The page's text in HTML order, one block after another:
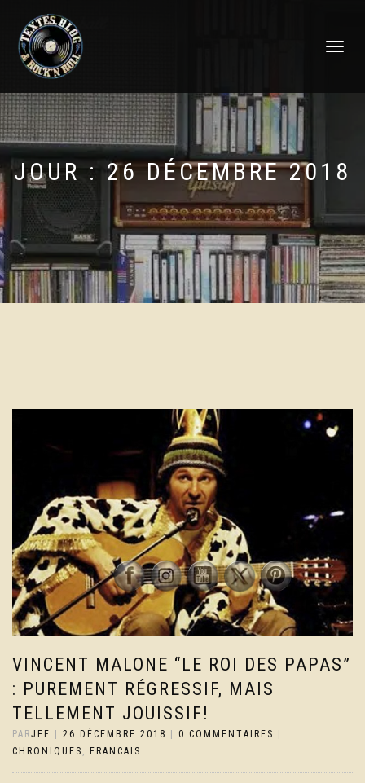
DÉPLIER
JOUR : 26 DÉCEMBRE 2018
VINCENT MALONE “LE ROI DES PAPAS”
: PUREMENT RÉGRESSIF, MAIS
TELLEMENT JOUISSIF!
PARJEF | 26 DÉCEMBRE 2018 | 0 COMMENTAIRES |
CHRONIQUES
FRANCAIS